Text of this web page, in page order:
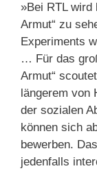
»Bei RTL wird
Armut“ zu
Experiments
… Für das
Armut“
längerem von
der sozialen
können sich
bewerben.
jedenfalls